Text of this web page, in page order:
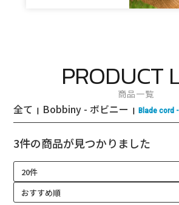
PRODUCT
商品一覧
全て | Bobbiny - ボビニー | Blade cord
3件の商品が見つかりました